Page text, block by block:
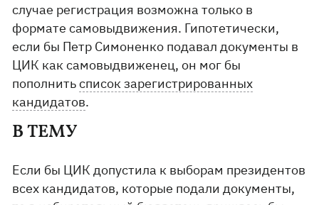
случае регистрация возможна только в
формате самовыдвижения. Гипотетически,
если бы Петр Симоненко подавал документы в
ЦИК как самовыдвиженец, он мог бы
пополнитьсписок зарегистрированных
кандидатов.
В ТЕМУ
Если бы ЦИК допустила к выборам президентов
всех кандидатов, которые подали документы,